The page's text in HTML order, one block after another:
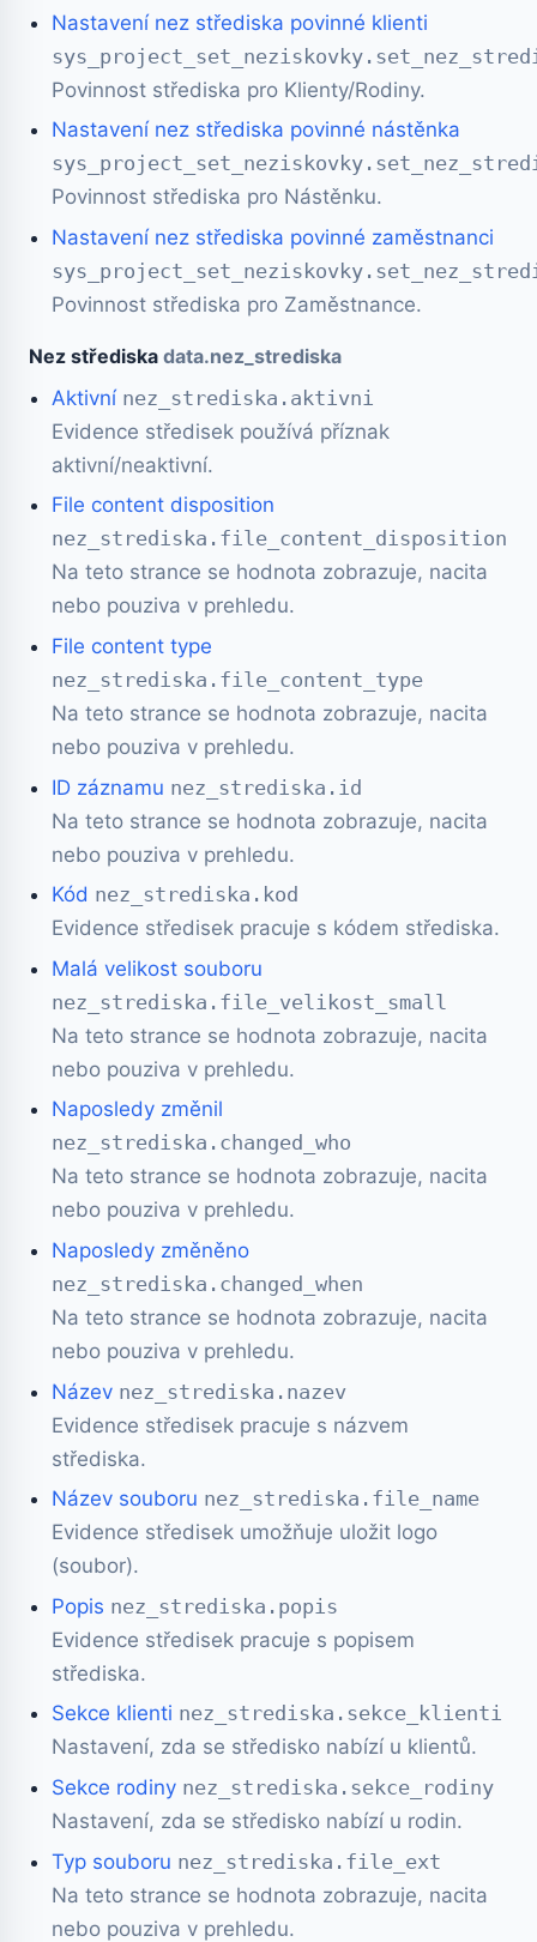
Nastavení nez střediska povinné klienti
Povinnost střediska pro Klienty/Rodiny.
Nastavení nez střediska povinné nástěnka
Povinnost střediska pro Nástěnku.
Nastavení nez střediska povinné zaměstnanci
Povinnost střediska pro Zaměstnance.
Nez střediska data.nez_strediska
Aktivní nez_strediska.aktivni
Evidence středisek používá příznak
aktivní/neaktivní.
File content disposition
nez_strediska.file_content_disposition
Na teto strance se hodnota zobrazuje, nacita
nebo pouziva v prehledu.
File content type
nez_strediska.file_content_type
Na teto strance se hodnota zobrazuje, nacita
nebo pouziva v prehledu.
ID záznamu nez_strediska.id
Na teto strance se hodnota zobrazuje, nacita
nebo pouziva v prehledu.
Kód nez_strediska.kod
Evidence středisek pracuje s kódem střediska.
Malá velikost souboru
nez_strediska.file_velikost_small
Na teto strance se hodnota zobrazuje, nacita
nebo pouziva v prehledu.
Naposledy změnil
nez_strediska.changed_who
Na teto strance se hodnota zobrazuje, nacita
nebo pouziva v prehledu.
Naposledy změněno
nez_strediska.changed_when
Na teto strance se hodnota zobrazuje, nacita
nebo pouziva v prehledu.
Název nez_strediska.nazev
Evidence středisek pracuje s názvem
střediska.
Název souboru nez_strediska.file_name
Evidence středisek umožňuje uložit logo
(soubor).
Popis nez_strediska.popis
Evidence středisek pracuje s popisem
střediska.
Sekce klienti nez_strediska.sekce_klienti
Nastavení, zda se středisko nabízí u klientů.
Sekce rodiny nez_strediska.sekce_rodiny
Nastavení, zda se středisko nabízí u rodin.
Typ souboru nez_strediska.file_ext
Na teto strance se hodnota zobrazuje, nacita
nebo pouziva v prehledu.